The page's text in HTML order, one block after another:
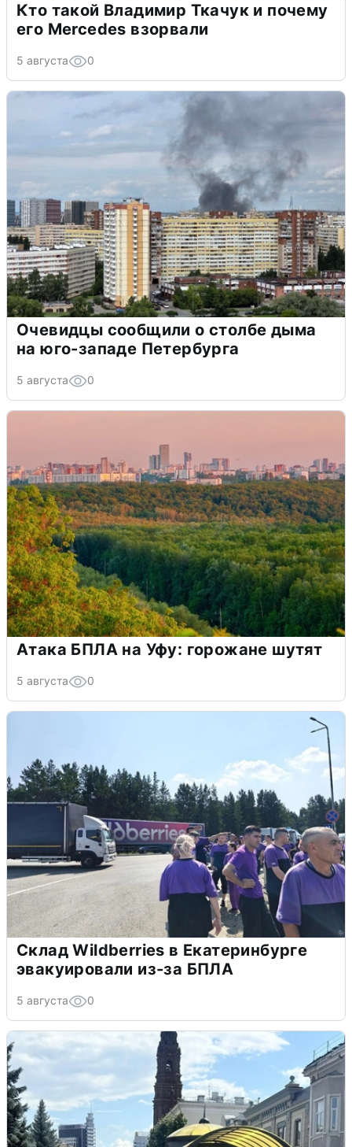
Кто такой Владимир Ткачук и почему
его Mercedes взорвали
5 августа 0
Очевидцы сообщили о столбе дыма
на юго-западе Петербурга
5 августа 0
Атака БПЛА на Уфу: горожане шутят
5 августа 0
Склад Wildberries в Екатеринбурге
эвакуировали из-за БПЛА
5 августа 0